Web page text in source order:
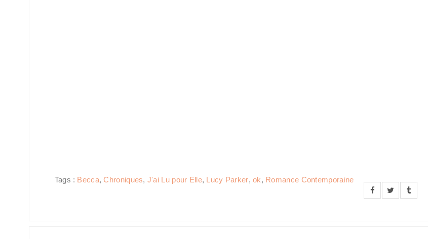
Tags : Becca,Chroniques, J'ai Lu pour Elle, Lucy Parker,ok, Romance Contemporaine